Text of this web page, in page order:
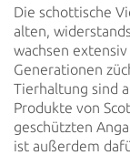
Die schottische
alten,
wachsen
Generationen
Tierhaltung sind
Produkte von
geschützten
ist außerdem